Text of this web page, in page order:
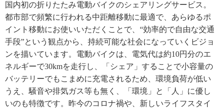
国内初の折りたたみ電動バイクのシェアリングサービス。
都市部で頻繁に行われる中距離移動に最適で、あらゆるポ
イント移動にお使いいただくことで、“効率的で自由な交通
手段”という観点から、持続可能な社会になっていくビジョ
ンを描いています。電動バイクは、電気代は約10円分のエ
ネルギーで30kmを走行し、「シェア」することで小容量の
バッテリーでもこまめに充電されるため、環境負荷が低い
うえ、騒音や排気ガス等も無く、「環境」と「人」に優し
いのも特徴です。昨今のコロナ禍や、新しいライフスタイ